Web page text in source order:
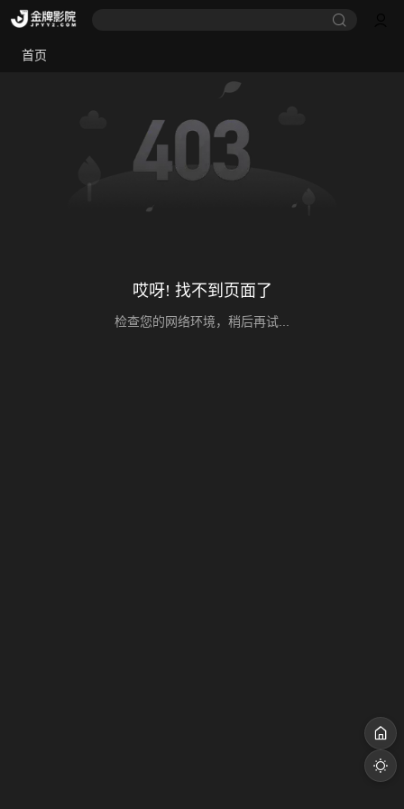
首页
哎呀! 找不到页面了
检查您的网络环境，稍后再试...